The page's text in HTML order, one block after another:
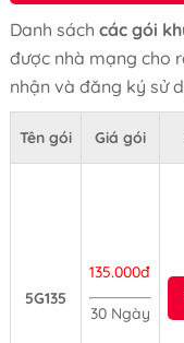
Danh sách các gói
được nhà mạng cho
nhận và đăng ký sử
Tên gói Giá gói
5G135
135.000đ
30 Ngày